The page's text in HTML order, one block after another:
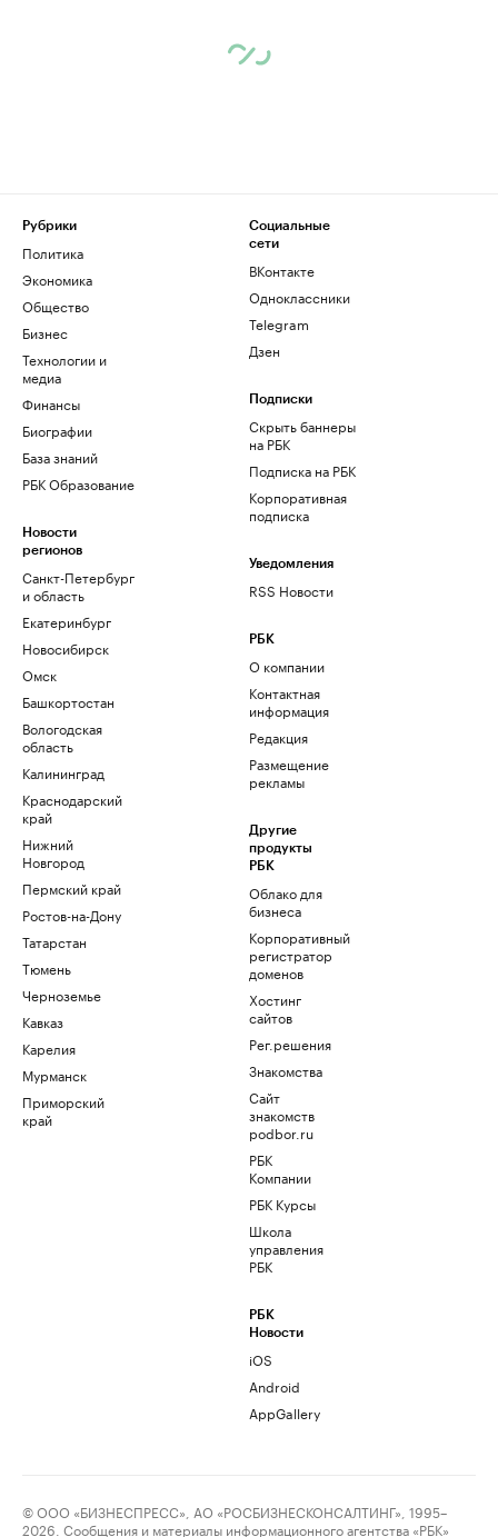
Рубрики
Политика
Экономика
Общество
Бизнес
Технологии и
медиа
Финансы
Биографии
База знаний
РБК Образование
Новости
регионов
Санкт-Петербург
и область
Екатеринбург
Новосибирск
Омск
Башкортостан
Вологодская
область
Калининград
Краснодарский
край
Нижний
Новгород
Пермский край
Ростов-на-Дону
Татарстан
Тюмень
Черноземье
Кавказ
Карелия
Мурманск
Приморский
край
Социальные
сети
ВКонтакте
Одноклассники
Telegram
Дзен
Подписки
Скрыть баннеры
на РБК
Подписка на РБК
Корпоративная
подписка
Уведомления
RSS Новости
РБК
О компании
Контактная
информация
Редакция
Размещение
рекламы
Другие
продукты
РБК
Облако для
бизнеса
Корпоративный
регистратор
доменов
Хостинг
сайтов
Рег.решения
Знакомства
Сайт
знакомств
podbor.ru
РБК
Компании
РБК Курсы
Школа
управления
РБК
РБК
Новости
iOS
Android
AppGallery
© ООО «БИЗНЕСПРЕСС», АО «РОСБИЗНЕСКОНСАЛТИНГ», 1995–
2026. Сообщения и материалы информационного агентства «РБК»